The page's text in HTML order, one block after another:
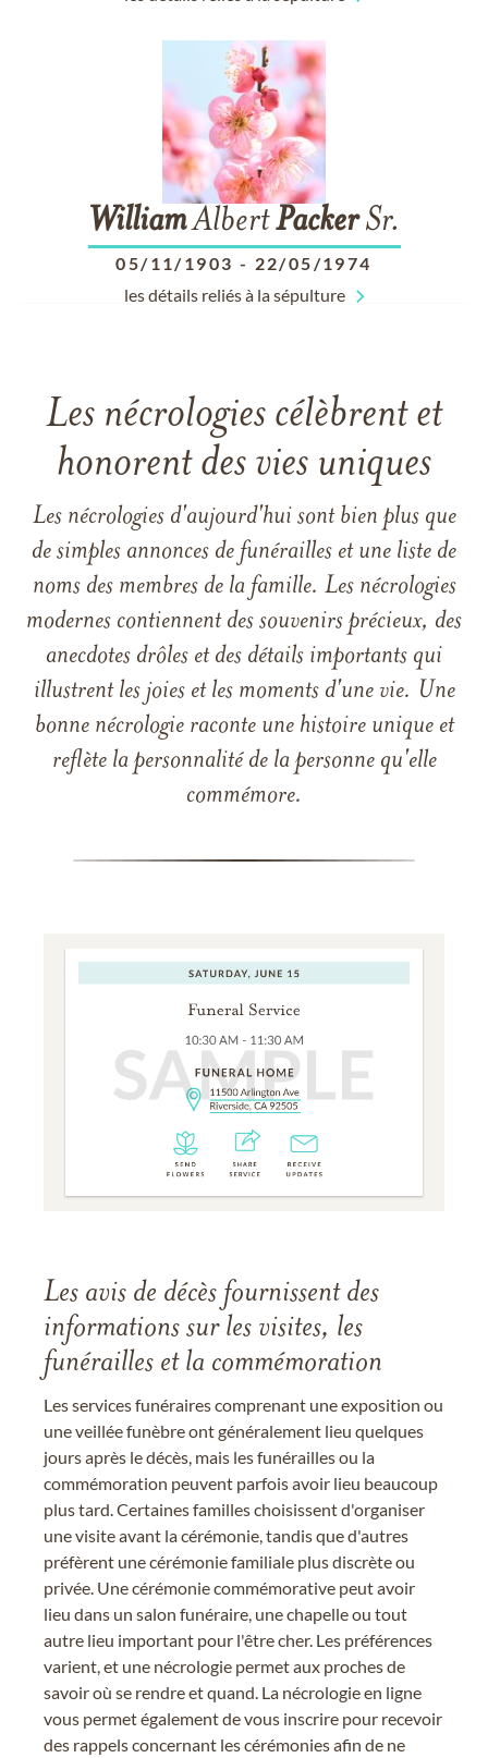
WilliamAlbertPackerSr.
05/11/1903 - 22/05/1974
les détails reliés à la sépulture
Les nécrologies célèbrent et
honorent des vies uniques
Les nécrologies d'aujourd'hui sont bien plus que
de simples annonces de funérailles et une liste de
noms des membres de la famille. Les nécrologies
modernes contiennent des souvenirs précieux, des
anecdotes drôles et des détails importants qui
illustrent les joies et les moments d'une vie. Une
bonne nécrologie raconte une histoire unique et
reflète la personnalité de la personne qu'elle
commémore.
Les avis de décès fournissent des
informations sur les visites, les
funérailles et la commémoration
Les services funéraires comprenant une exposition ou
une veillée funèbre ont généralement lieu quelques
jours après le décès, mais les funérailles ou la
commémoration peuvent parfois avoir lieu beaucoup
plus tard. Certaines familles choisissent d'organiser
une visite avant la cérémonie, tandis que d'autres
préfèrent une cérémonie familiale plus discrète ou
privée. Une cérémonie commémorative peut avoir
lieu dans un salon funéraire, une chapelle ou tout
autre lieu important pour l'être cher. Les préférences
varient, et une nécrologie permet aux proches de
savoir où se rendre et quand. La nécrologie en ligne
vous permet également de vous inscrire pour recevoir
des rappels concernant les cérémonies afin de ne